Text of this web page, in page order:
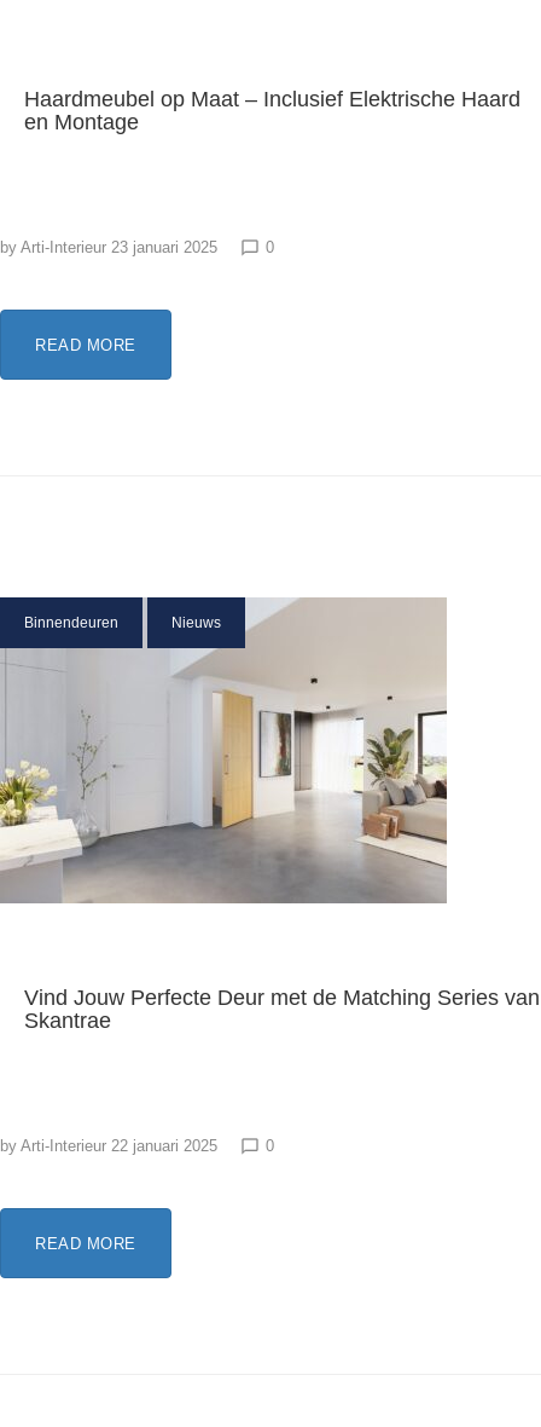
Haardmeubel op Maat – Inclusief Elektrische Haard
en Montage
by Arti-Interieur 23 januari 2025 chat_bubble_outline 0
READ MORE
Binnendeuren Nieuws
Vind Jouw Perfecte Deur met de Matching Series van
Skantrae
by Arti-Interieur 22 januari 2025 chat_bubble_outline 0
READ MORE